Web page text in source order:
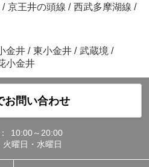
/ 京王井の頭線 / 西武多摩湖線 /
金井 / 東小金井 / 武蔵境 /
小金井
お問い合わせ
10:00～20:00
火曜日・水曜日